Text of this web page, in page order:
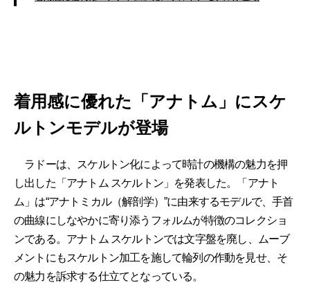
着用感に優れた「アナトム」にスケ
ルトンモデルが登場
ラドーは、スケルトン化によって時計の機構の魅力を押
し出した「アナトム スケルトン」を発表した。「アナト
ム」は“アナトミカル（解剖学）”に由来するモデルで、手首
の曲線にしなやかに寄り添うフォルムが特徴のコレクショ
ンである。アナトム スケルトンでは文字盤を廃し、ムーブ
メントにもスケルトン加工を施して輪列の作動を見せ、そ
の魅力を訴求する仕立てとなっている。